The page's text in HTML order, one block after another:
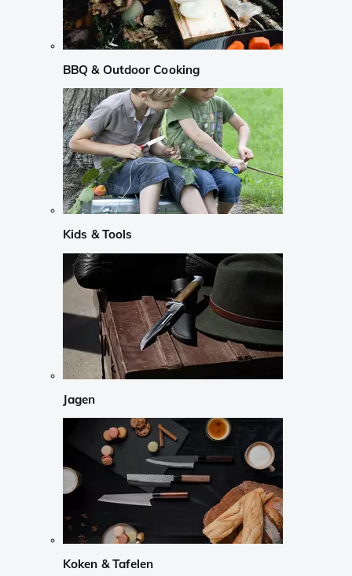
BBQ & Outdoor Cooking
Kids & Tools
Jagen
Koken & Tafelen